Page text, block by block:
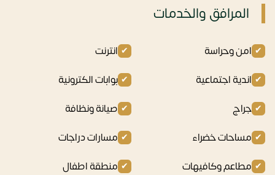
المرافق والخدمات
امن وحراسة
انترنت
اندية اجتماعية
بوابات الكترونية
جراج
صيانة ونظافة
مساحات خضراء
مسارات دراجات
مطاعم وكافيهات
منطقة اطفال